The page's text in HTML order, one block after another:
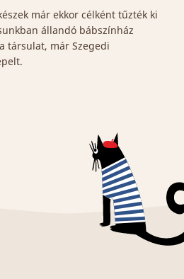
már ekkor célként tűzték ki
állandó bábszínház
társulat, már Szegedi